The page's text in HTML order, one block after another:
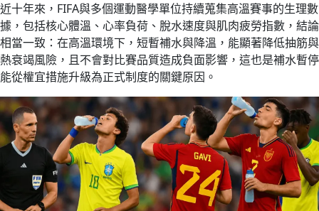
近十年來，FIFA與多個運動醫學單位持續蒐集高溫賽事的生理數
據，包括核心體溫、心率負荷、脫水速度與肌肉疲勞指數，結論
相當一致：在高溫環境下，短暫補水與降溫，能顯著降低抽筋與
熱衰竭風險，且不會對比賽品質造成負面影響，這也是補水暫停
能從權宜措施升級為正式制度的關鍵原因。